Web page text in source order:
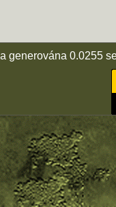
generována 0.0255